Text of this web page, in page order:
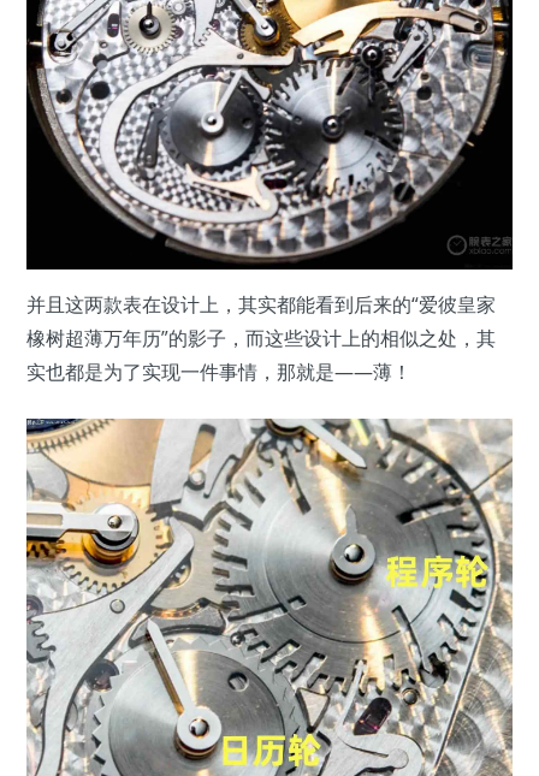
并且这两款表在设计上，其实都能看到后来的“爱彼皇家
橡树超薄万年历”的影子，而这些设计上的相似之处，其
实也都是为了实现一件事情，那就是——薄！